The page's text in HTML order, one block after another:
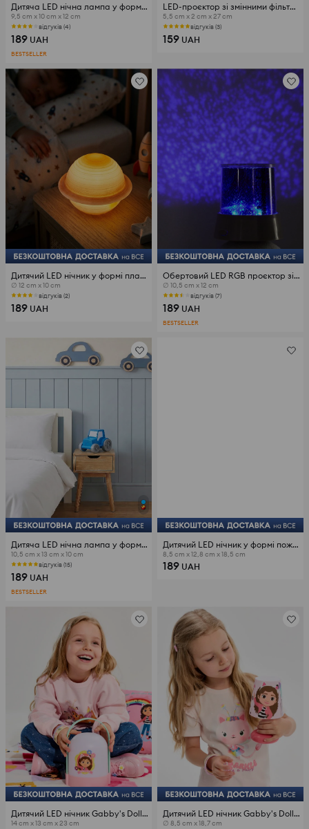
Дитяча LED нічна лампа у формі ведмедика
9,5 cm x 10 cm x 12 cm
відгуків (4)
189 UAH
BESTSELLER
LED-проєктор зі змінними фільтрами з мотивом планет
5,5 cm x 2 cm x 27 cm
відгуків (3)
159 UAH
Дитячий LED нічник у формі планети
∅ 12 cm x 10 cm
відгуків (2)
189 UAH
Обертовий LED RGB проєктор зірок
∅ 10,5 cm x 12 cm
відгуків (7)
189 UAH
BESTSELLER
Дитяча LED нічна лампа у формі трактора
10,5 cm x 13 cm x 10 cm
відгуків (15)
189 UAH
BESTSELLER
Дитячий LED нічник у формі пожежної машини
8,5 cm x 12,8 cm x 18,5 cm
189 UAH
Дитячий LED нічник Gabby's Dollhouse
14 cm x 13 cm x 23 cm
Дитячий LED нічник Gabby's Dollhouse
∅ 8,5 cm x 18,7 cm